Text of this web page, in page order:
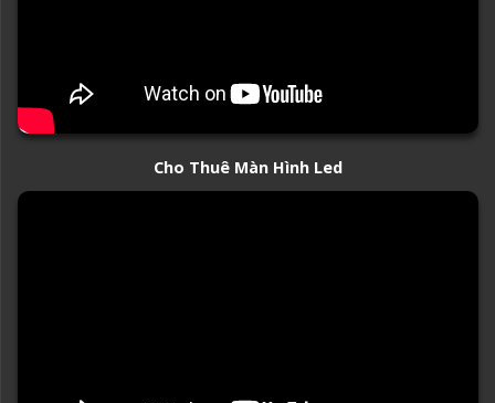
Cho Thuê Màn Hình Led